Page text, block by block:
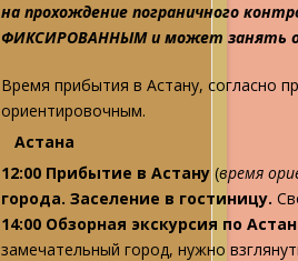
на прохождение пограничного
ФИКСИРОВАННЫМ и может занять
Время прибытия в Астану, согласно
ориентировочным.
Астана
12:00 Прибытие в Астану (время
города. Заселение в гостиницу.
14:00 Обзорная экскурсия по
замечательный город, нужно